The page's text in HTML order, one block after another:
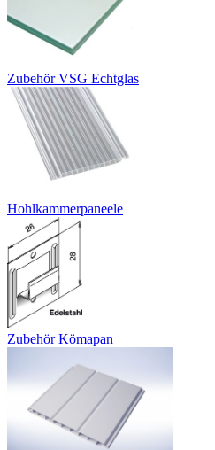
Zubehör VSG Echtglas
Hohlkammerpaneele
Zubehör Kömapan